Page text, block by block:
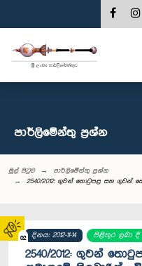
02
පාර්ලි‌මේන්තු‌ ප්‍රශ්න
මුල් පිටුව
පාර්ලි‌මේන්තු‌ ප්‍රශ්න
2540/2012: ගුවන් තොටුපළ සහ ගුවන්
දිනය: 2012-11-14 පිළිතුර ලබා
2540/2012: ගුවන්